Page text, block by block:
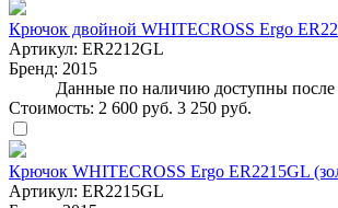
Крючок двойной WHITECROSS Ergo
Артикул: ER2212GL
Бренд: 2015
Данные по наличию доступны после
Стоимость: 2 600 руб. 3 250 руб.
Крючок WHITECROSS Ergo ER2215GL
Артикул: ER2215GL